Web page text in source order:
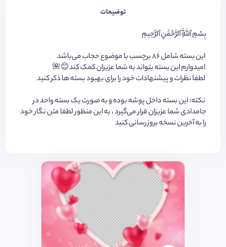
توضیحات
بِسْمِ ٱللَّٰهِ ٱلرَّحْمَٰنِ ٱلرَّحِيمِ
این بسته شامل ٨۶ برچسب با موضوع حجاب می‌باشد
امیدوارم این بسته بتواند به شما عزیزان کمک کند😊🌺
لطفا نظرات و پیشنهادات خود را برای بهبود بسته ها ذکر کنید
نکته: این بسته داخل پوشه بوده و به صورت یک بسته واحد در
جامدادی شما عزیزان قرار می‌گیرد ، به این منظور لطفا متن نگار خود
را به آخرین نسخه بروزرسانی کنید